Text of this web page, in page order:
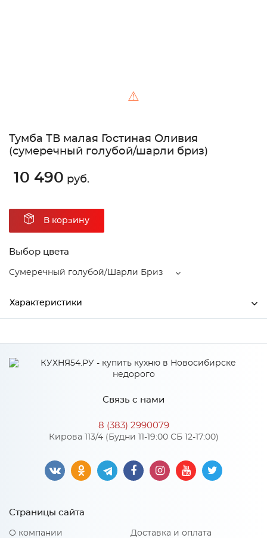
⚠
Тумба ТВ малая Гостиная Оливия
(сумеречный голубой/шарли бриз)
10 490 руб.
В корзину
Выбор цвета
Сумеречный голубой/Шарли Бриз
Характеристики
Сумеречный голубой/
Шарли Бриз
ЛДСП
Материал 2: МДФ
Количество упаковок: 3
Связь с нами
8 (383) 2990079
Кирова 113/4 (Будни 11-19:00 СБ 12-17:00)
Страницы сайта
О компании Доставка и оплата